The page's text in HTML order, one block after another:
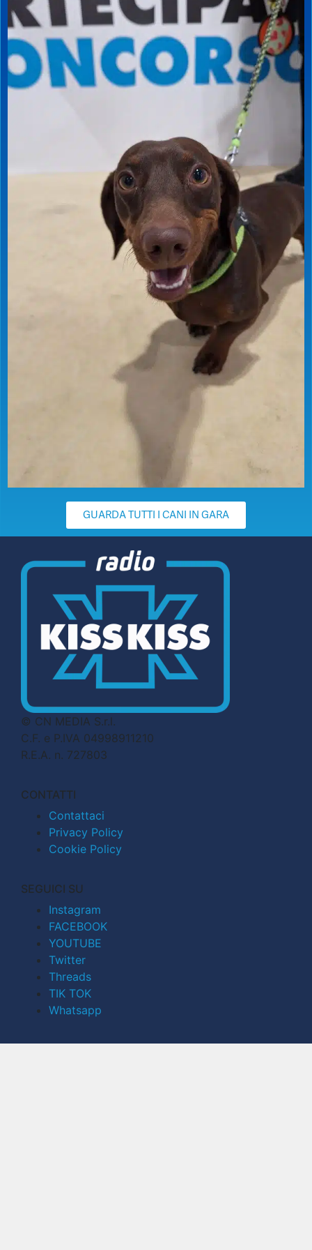
GUARDA TUTTI I CANI IN GARA
© CN MEDIA S.r.l.
C.F. e P.IVA 04998911210
R.E.A. n. 727803
CONTATTI
Contattaci
Privacy Policy
Cookie Policy
SEGUICI SU
Instagram
FACEBOOK
YOUTUBE
Twitter
Threads
TIK TOK
Whatsapp